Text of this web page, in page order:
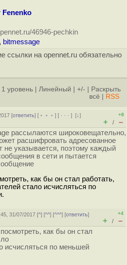
Fenenko
46946-pechkin
, bitmessage
ссылки на opennet.ru обязательно
1 уровень Линейный +/-
Раскрыть
всё
RSS
[ответить] [ ﹢﹢﹢] [ · · ·][↓]
+8
+ / –
рассылаются широковещательно,
расшифровать адресованное
указывается, поэтому каждый
в сети и пытается
как бы он стал работать,
стало исчисляться по
31/07/2017 [^] [^^] [^^^] [ответить]
+4
+ / –
как бы он стал
исчисляться по меньшей